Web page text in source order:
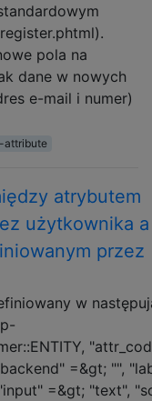
pola na
dane w nowych
e-mail i numer)
attribute
atrybutem
użytkownika a
przez
w
=&gt; "",
=&gt; "text",